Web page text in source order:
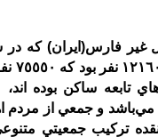
غیر فارس( ایران)
و ٥٧٦٣٧ در روستاهاي تابعه
مي‌باشد و جمعي از مردم
تركيب جمعيتي